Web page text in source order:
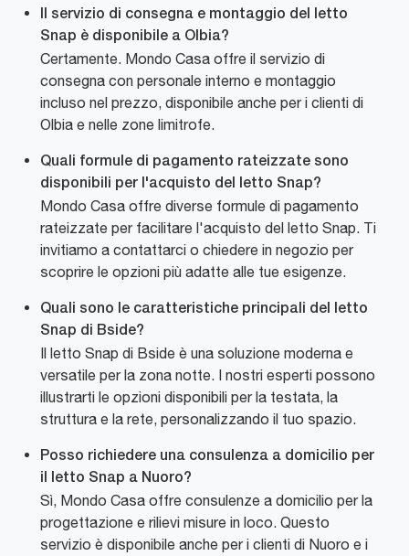
Il servizio di consegna e montaggio del letto
Snap è disponibile a Olbia?
Certamente. Mondo Casa offre il servizio di
consegna con personale interno e montaggio
incluso nel prezzo, disponibile anche per i clienti di
Olbia e nelle zone limitrofe.
Quali formule di pagamento rateizzate sono
disponibili per l'acquisto del letto Snap?
Mondo Casa offre diverse formule di pagamento
rateizzate per facilitare l'acquisto del letto Snap. Ti
invitiamo a contattarci o chiedere in negozio per
scoprire le opzioni più adatte alle tue esigenze.
Quali sono le caratteristiche principali del letto
Snap di Bside?
Il letto Snap di Bside è una soluzione moderna e
versatile per la zona notte. I nostri esperti possono
illustrarti le opzioni disponibili per la testata, la
struttura e la rete, personalizzando il tuo spazio.
Posso richiedere una consulenza a domicilio per
il letto Snap a Nuoro?
Sì, Mondo Casa offre consulenze a domicilio per la
progettazione e rilievi misure in loco. Questo
servizio è disponibile anche per i clienti di Nuoro e i